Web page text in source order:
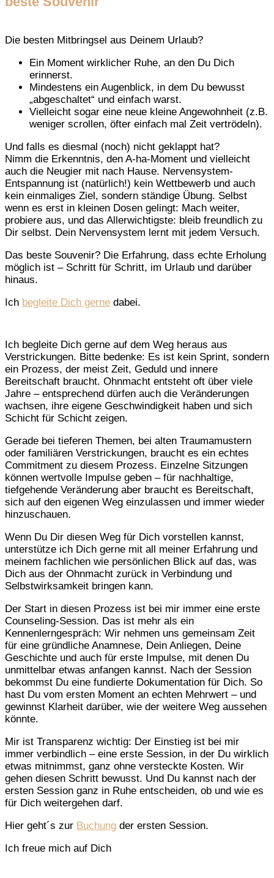
Die besten Mitbringsel aus Deinem Urlaub?
Ein Moment wirklicher Ruhe, an den Du Dich
erinnerst.
Mindestens ein Augenblick, in dem Du bewusst
„abgeschaltet“ und einfach warst.
Vielleicht sogar eine neue kleine Angewohnheit (z.B.
weniger scrollen, öfter einfach mal Zeit vertrödeln).
Und falls es diesmal (noch) nicht geklappt hat?
Nimm die Erkenntnis, den A-ha-Moment und vielleicht
auch die Neugier mit nach Hause. Nervensystem-
Entspannung ist (natürlich!) kein Wettbewerb und auch
kein einmaliges Ziel, sondern ständige Übung. Selbst
wenn es erst in kleinen Dosen gelingt: Mach weiter,
probiere aus, und das Allerwichtigste: bleib freundlich zu
Dir selbst. Dein Nervensystem lernt mit jedem Versuch.
Das beste Souvenir? Die Erfahrung, dass echte Erholung
möglich ist – Schritt für Schritt, im Urlaub und darüber
hinaus.
Ich begleite Dich gerne dabei.
Ich begleite Dich gerne auf dem Weg heraus aus
Verstrickungen. Bitte bedenke: Es ist kein Sprint, sondern
ein Prozess, der meist Zeit, Geduld und innere
Bereitschaft braucht. Ohnmacht entsteht oft über viele
Jahre – entsprechend dürfen auch die Veränderungen
wachsen, ihre eigene Geschwindigkeit haben und sich
Schicht für Schicht zeigen.
Gerade bei tieferen Themen, bei alten Traumamustern
oder familiären Verstrickungen, braucht es ein echtes
Commitment zu diesem Prozess. Einzelne Sitzungen
können wertvolle Impulse geben – für nachhaltige,
tiefgehende Veränderung aber braucht es Bereitschaft,
sich auf den eigenen Weg einzulassen und immer wieder
hinzuschauen.
Wenn Du Dir diesen Weg für Dich vorstellen kannst,
unterstütze ich Dich gerne mit all meiner Erfahrung und
meinem fachlichen wie persönlichen Blick auf das, was
Dich aus der Ohnmacht zurück in Verbindung und
Selbstwirksamkeit bringen kann.
Der Start in diesen Prozess ist bei mir immer eine erste
Counseling-Session. Das ist mehr als ein
Kennenlerngespräch: Wir nehmen uns gemeinsam Zeit
für eine gründliche Anamnese, Dein Anliegen, Deine
Geschichte und auch für erste Impulse, mit denen Du
unmittelbar etwas anfangen kannst. Nach der Session
bekommst Du eine fundierte Dokumentation für Dich. So
hast Du vom ersten Moment an echten Mehrwert – und
gewinnst Klarheit darüber, wie der weitere Weg aussehen
könnte.
Mir ist Transparenz wichtig: Der Einstieg ist bei mir
immer verbindlich – eine erste Session, in der Du wirklich
etwas mitnimmst, ganz ohne versteckte Kosten. Wir
gehen diesen Schritt bewusst. Und Du kannst nach der
ersten Session ganz in Ruhe entscheiden, ob und wie es
für Dich weitergehen darf.
Hier geht´s zur Buchung der ersten Session.
Ich freue mich auf Dich